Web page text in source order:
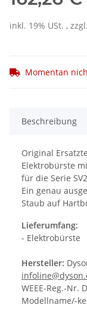
inkl. 19% USt. , zzgl.
Momentan
Beschreibung
Original
Elektrobürste
für die Serie
Ein genau
Staub auf
Lieferumfang:
- Elektrobürste
Hersteller:
WEEE-Reg.-Nr.
Modellname/-